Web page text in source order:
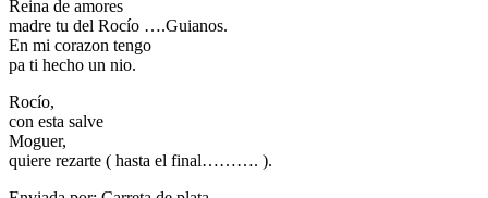
Reina de amores
madre tu del Rocío ….Guianos.
En mi corazon tengo
pa ti hecho un nio.
Rocío,
con esta salve
Moguer,
quiere rezarte ( hasta el final………. ).